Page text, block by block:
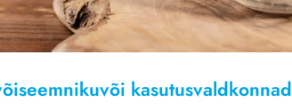
kasutusvaldkonnad